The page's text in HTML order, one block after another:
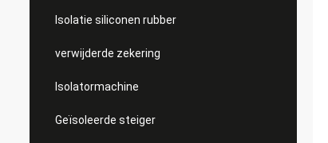
Isolatie siliconen rubber
verwijderde zekering
Isolatormachine
Geïsoleerde steiger